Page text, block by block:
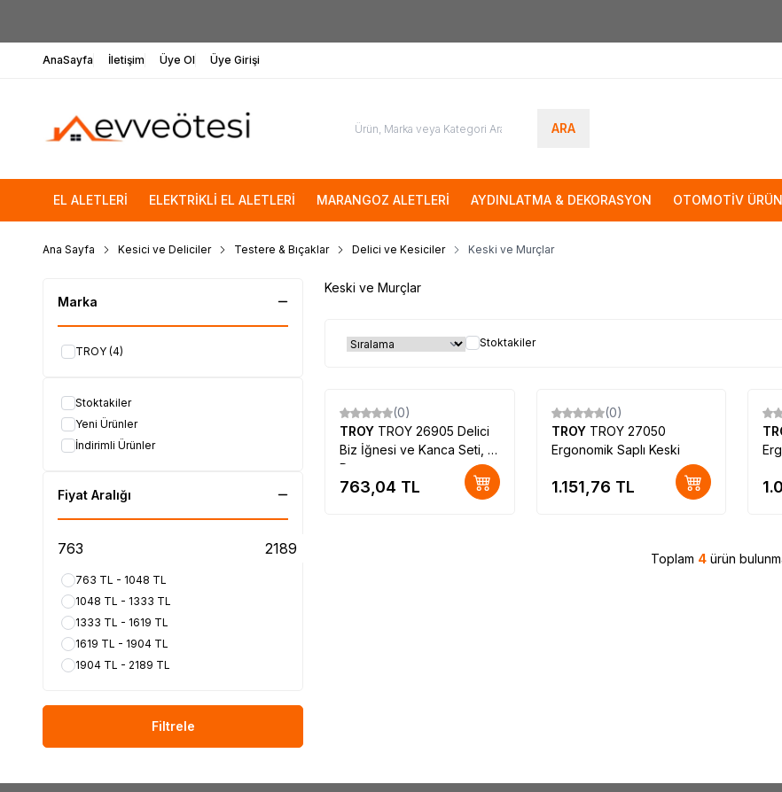
AnaSayfa İletişim Üye Ol Üye Girişi
ARA
EL ALETLERİ ELEKTRİKLİ EL ALETLERİ MARANGOZ ALETLERİ AYDINLATMA & DEKORASYON OTOMOTİV
Ana Sayfa Kesici ve Deliciler Testere & Bıçaklar Delici ve Kesiciler Keski ve Murçlar
Marka
TROY (4)
Stoktakiler
Yeni Ürünler
İndirimli Ürünler
Fiyat Aralığı
763 TL - 1048 TL
1048 TL - 1333 TL
1333 TL - 1619 TL
1619 TL - 1904 TL
1904 TL - 2189 TL
Filtrele
Keski ve Murçlar
Stoktakiler
(0)
TROY TROY 26905 Delici
Biz İğnesi ve Kanca Seti, 9
Parça
763,04 TL
(0)
TROY TROY 27050
Ergonomik Saplı Keski
1.151,76 TL
Toplam 4 ürün